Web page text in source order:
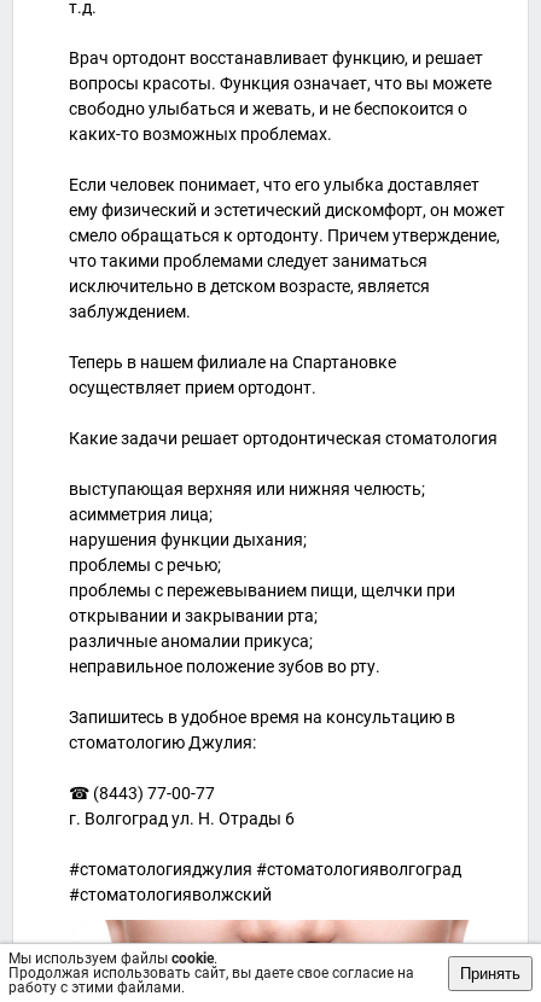
Мы используем файлы cookie.
Продолжая использовать сайт, вы даете свое согласие на
работу с этими файлами.
Принять
т.д.
Врач ортодонт восстанавливает функцию, и решает
вопросы красоты. Функция означает, что вы можете
свободно улыбаться и жевать, и не беспокоится о
каких-то возможных проблемах.
Если человек понимает, что его улыбка доставляет
ему физический и эстетический дискомфорт, он может
смело обращаться к ортодонту. Причем утверждение,
что такими проблемами следует заниматься
исключительно в детском возрасте, является
заблуждением.
Теперь в нашем филиале на Спартановке
осуществляет прием ортодонт.
Какие задачи решает ортодонтическая стоматология
выступающая верхняя или нижняя челюсть;
асимметрия лица;
нарушения функции дыхания;
проблемы с речью;
проблемы с пережевыванием пищи, щелчки при
открывании и закрывании рта;
различные аномалии прикуса;
неправильное положение зубов во рту.
Запишитесь в удобное время на консультацию в
стоматологию Джулия:
☎ (8443) 77-00-77
г. Волгоград ул. Н. Отрады 6
#стоматологияджулия #стоматологияволгоград
#стоматологияволжский